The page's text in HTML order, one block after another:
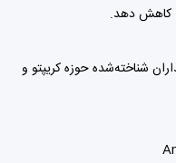
کاهش دهد.
شناخته‌شده حوزه کریپتو و